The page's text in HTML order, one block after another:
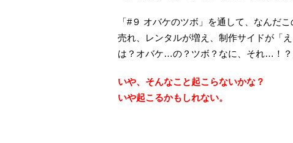
「#９ オバケのツボ」を通して、なんだ
売れ、レンタルが増え、制作サイドが「
は？オバケ…の？ツボ？なに、それ…！？
いや、そんなこと起こらないかな？
いや起こるかもしれない。